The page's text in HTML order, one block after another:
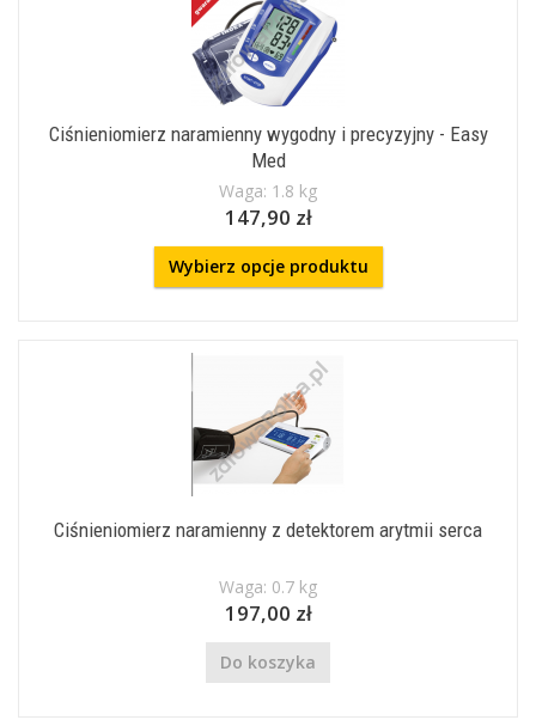
Ciśnieniomierz naramienny wygodny i precyzyjny - Easy
Med
Waga: 1.8 kg
147,90 zł
Wybierz opcje produktu
Ciśnieniomierz naramienny z detektorem arytmii serca
Waga: 0.7 kg
197,00 zł
Do koszyka